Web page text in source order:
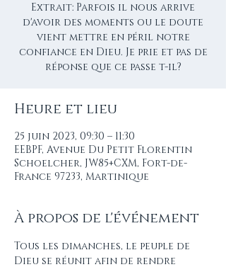
Extrait: Parfois il nous arrive
d'avoir des moments ou le doute
vient mettre en péril notre
confiance en Dieu. Je prie et pas de
réponse que ce passe t-il?
Heure et lieu
25 juin 2023, 09:30 – 11:30
EEBPF, Avenue Du Petit Florentin
Schoelcher, JW85+CXM, Fort-de-
France 97233, Martinique
À propos de l'événement
Tous les dimanches, le peuple de
Dieu se réunit afin de rendre